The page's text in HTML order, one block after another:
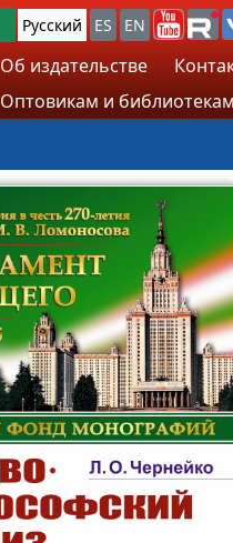
Русский ES EN
Об издательстве
Оптовикам и библиотекам